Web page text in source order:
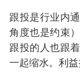
跟投是行业内
角度也是约束
跟投的人也跟
一起缩水。利